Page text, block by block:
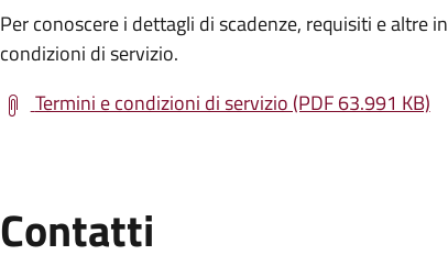
Per conoscere i dettagli di scadenze, requisiti e altre
condizioni di servizio.
Termini e condizioni di servizio (PDF 63.991 KB)
Contatti